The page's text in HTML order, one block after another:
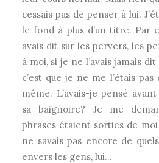
cessais pas de penser à lui.
le fond à plus d’un titre. Par
avais dit sur les pervers, les
à moi, si je ne l’avais jamais
c’est que je ne me l’étais
même. L’avais-je pensé
sa baignoire? Je me
phrases étaient sorties de
ne savais pas encore de
envers les gens, lui…